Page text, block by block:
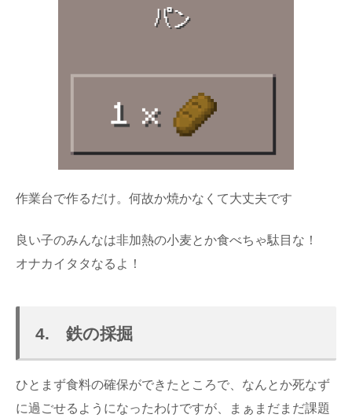
作業台で作るだけ。何故か焼かなくて大丈夫です
良い子のみんなは非加熱の小麦とか食べちゃ駄目な！
オナカイタタなるよ！
4. 鉄の採掘
ひとまず食料の確保ができたところで、なんとか死なず
に過ごせるようになったわけですが、まぁまだまだ課題